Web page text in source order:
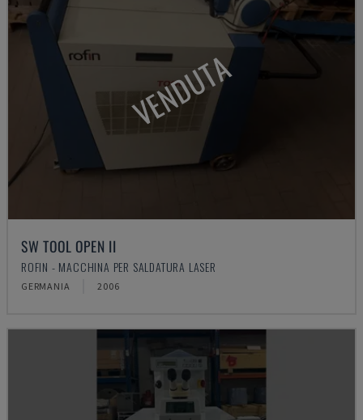
VENDUTA
SW TOOL OPEN II
ROFIN - MACCHINA PER SALDATURA LASER
GERMANIA 2006